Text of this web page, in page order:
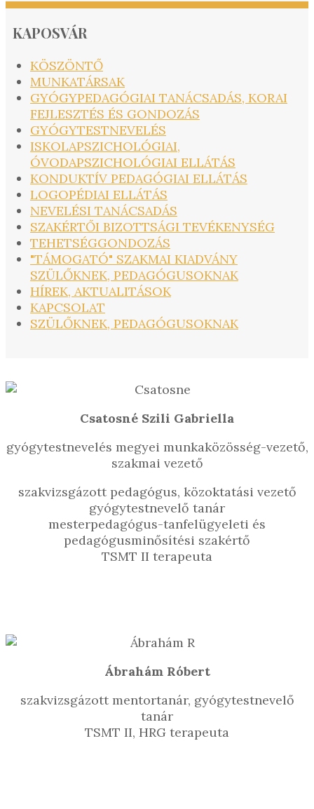
KAPOSVÁR
KÖSZÖNTŐ
MUNKATÁRSAK
GYÓGYPEDAGÓGIAI TANÁCSADÁS, KORAI
FEJLESZTÉS ÉS GONDOZÁS
GYÓGYTESTNEVELÉS
ISKOLAPSZICHOLÓGIAI,
ÓVODAPSZICHOLÓGIAI ELLÁTÁS
KONDUKTÍV PEDAGÓGIAI ELLÁTÁS
LOGOPÉDIAI ELLÁTÁS
NEVELÉSI TANÁCSADÁS
SZAKÉRTŐI BIZOTTSÁGI TEVÉKENYSÉG
TEHETSÉGGONDOZÁS
"TÁMOGATÓ" SZAKMAI KIADVÁNY
SZÜLŐKNEK, PEDAGÓGUSOKNAK
HÍREK, AKTUALITÁSOK
KAPCSOLAT
SZÜLŐKNEK, PEDAGÓGUSOKNAK
Csatosné Szili Gabriella
gyógytestnevelés megyei munkaközösség-vezető,
szakmai vezető
szakvizsgázott pedagógus, közoktatási vezető
gyógytestnevelő tanár
mesterpedagógus-tanfelügyeleti és
pedagógusminősítési szakértő
TSMT II terapeuta
Ábrahám Róbert
szakvizsgázott mentortanár, gyógytestnevelő
tanár
TSMT II, HRG terapeuta